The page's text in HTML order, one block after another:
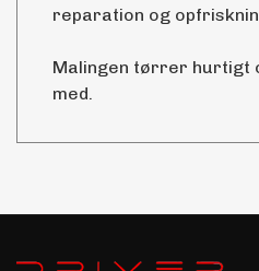
reparation og
Malingen tørrer hurtigt
med.